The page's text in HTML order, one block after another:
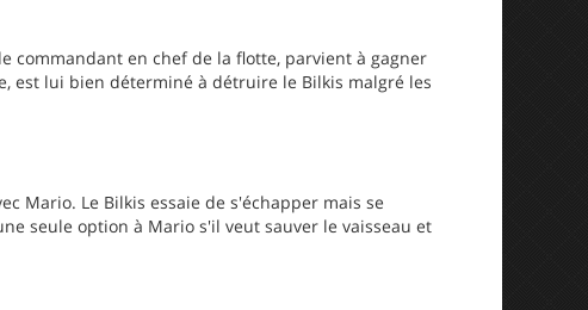
commandant en chef de la flotte, parvient à gagner
est lui bien déterminé à détruire le Bilkis malgré les
Mario. Le Bilkis essaie de s'échapper mais se
seule option à Mario s'il veut sauver le vaisseau et